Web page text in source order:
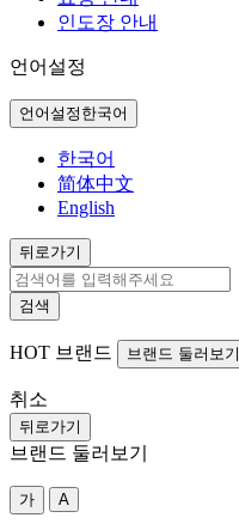
인도장 안내
언어설정
언어설정 한국어
한국어
简体中文
English
뒤로가기
검색
HOT 브랜드 브랜드 둘러보기
취소
뒤로가기
브랜드 둘러보기
가 A